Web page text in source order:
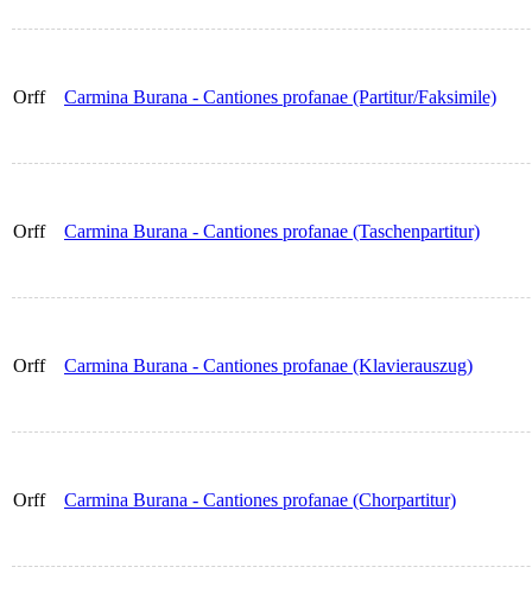
Orff Carmina Burana - Cantiones profanae (Partitur/Faksimile)
Orff Carmina Burana - Cantiones profanae (Taschenpartitur)
Orff Carmina Burana - Cantiones profanae (Klavierauszug)
Orff Carmina Burana - Cantiones profanae (Chorpartitur)